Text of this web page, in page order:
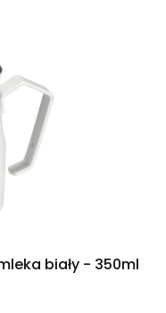
biały - 350ml